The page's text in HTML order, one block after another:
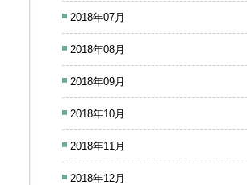
2018年07月
2018年08月
2018年09月
2018年10月
2018年11月
2018年12月